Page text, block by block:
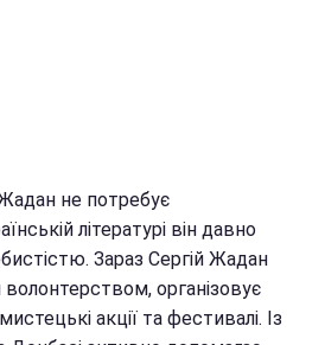
не потребує
літературі він давно
Зараз Сергій Жадан
організовує
акції та фестивалі. Із